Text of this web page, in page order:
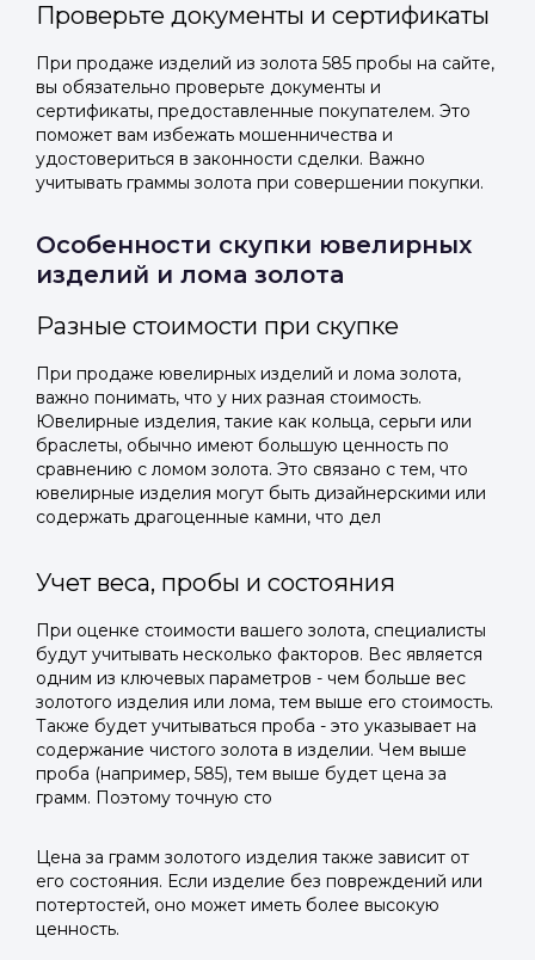
Проверьте документы и сертификаты
При продаже изделий из золота 585 пробы на сайте,
вы обязательно проверьте документы и
сертификаты, предоставленные покупателем. Это
поможет вам избежать мошенничества и
удостовериться в законности сделки. Важно
учитывать граммы золота при совершении покупки.
Особенности скупки ювелирных
изделий и лома золота
Разные стоимости при скупке
При продаже ювелирных изделий и лома золота,
важно понимать, что у них разная стоимость.
Ювелирные изделия, такие как кольца, серьги или
браслеты, обычно имеют большую ценность по
сравнению с ломом золота. Это связано с тем, что
ювелирные изделия могут быть дизайнерскими или
содержать драгоценные камни, что дел
Учет веса, пробы и состояния
При оценке стоимости вашего золота, специалисты
будут учитывать несколько факторов. Вес является
одним из ключевых параметров - чем больше вес
золотого изделия или лома, тем выше его стоимость.
Также будет учитываться проба - это указывает на
содержание чистого золота в изделии. Чем выше
проба (например, 585), тем выше будет цена за
грамм. Поэтому точную сто
Цена за грамм золотого изделия также зависит от
его состояния. Если изделие без повреждений или
потертостей, оно может иметь более высокую
ценность.